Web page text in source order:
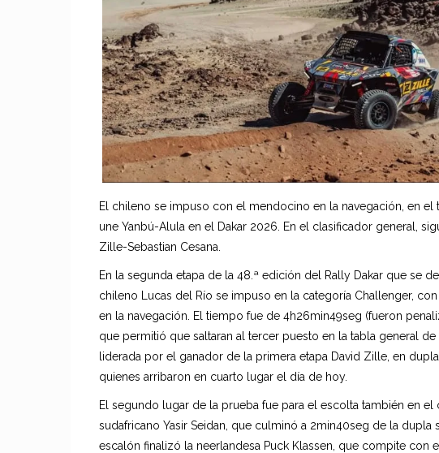
El chileno se impuso con el mendocino en la navegación, en
une Yanbú-Alula en el Dakar 2026. En el clasificador general,
Zille-Sebastian Cesana.
En la segunda etapa de la 48.ª edición del Rally Dakar que se
chileno Lucas del Río se impuso en la categoría Challenger,
en la navegación. El tiempo fue de 4h26min49seg (fueron
que permitió que saltaran al tercer puesto en la tabla general
liderada por el ganador de la primera etapa David Zille, en
quienes arribaron en cuarto lugar el día de hoy.
El segundo lugar de la prueba fue para el escolta también en el
sudafricano Yasir Seidan, que culminó a 2min40seg de la dupla
escalón finalizó la neerlandesa Puck Klassen, que compite con